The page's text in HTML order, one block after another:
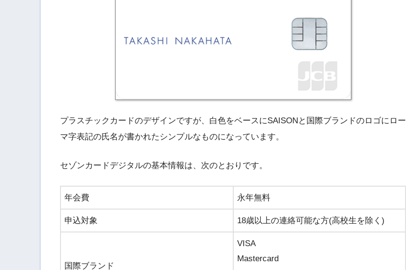
プラスチックカードのデザインですが、白色をベースにSAISONと国際ブランドのロゴにロー
マ字表記の氏名が書かれたシンプルなものになっています。
セゾンカードデジタルの基本情報は、次のとおりです。
年会費 永年無料
申込対象 18歳以上の連絡可能な方(高校生を除く)
国際ブランド
VISA
Mastercard